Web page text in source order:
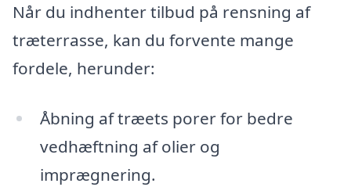
Når du indhenter tilbud på rensning af
træterrasse, kan du forvente mange
fordele, herunder:
Åbning af træets porer for bedre
vedhæftning af olier og
imprægnering.